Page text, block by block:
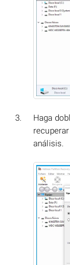
Haga
análisis.